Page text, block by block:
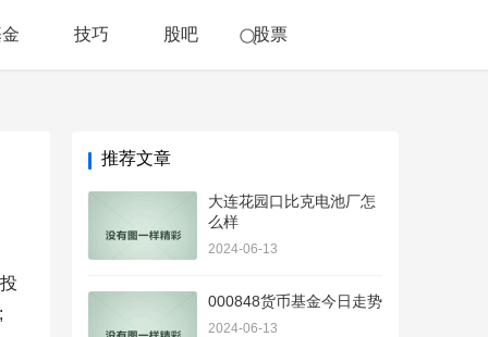
技巧 股吧 股票
推荐文章
大连花园口比克电池厂怎
么样
2024-06-13
000848货币基金今日走势
2024-06-13